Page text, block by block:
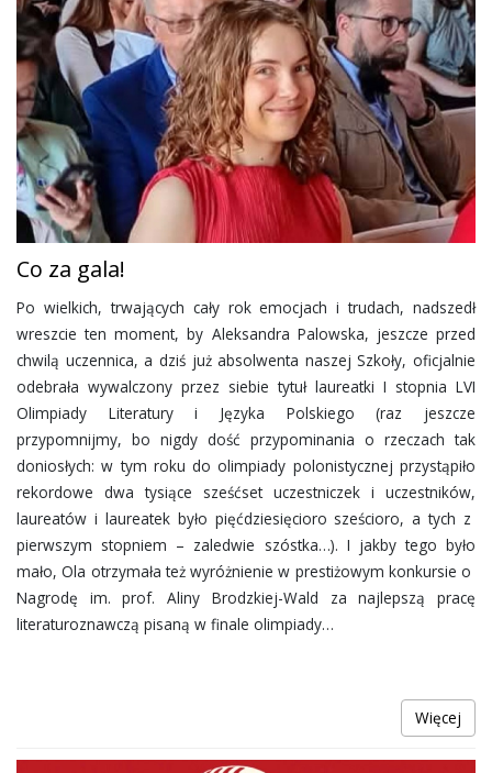
Co za gala!
Po wielkich, trwających cały rok emocjach i trudach, nadszedł
wreszcie ten moment, by Aleksandra Palowska, jeszcze przed
chwilą uczennica, a dziś już absolwenta naszej Szkoły, oficjalnie
odebrała wywalczony przez siebie tytuł laureatki I stopnia LVI
Olimpiady Literatury i Języka Polskiego (raz jeszcze
przypomnijmy, bo nigdy dość przypominania o rzeczach tak
doniosłych: w tym roku do olimpiady polonistycznej przystąpiło
rekordowe dwa tysiące sześćset uczestniczek i uczestników,
laureatów i laureatek było pięćdziesięcioro sześcioro, a tych z
pierwszym stopniem – zaledwie szóstka…). I jakby tego było
mało, Ola otrzymała też wyróżnienie w prestiżowym konkursie o
Nagrodę im. prof. Aliny Brodzkiej-Wald za najlepszą pracę
literaturoznawczą pisaną w finale olimpiady…
Więcej